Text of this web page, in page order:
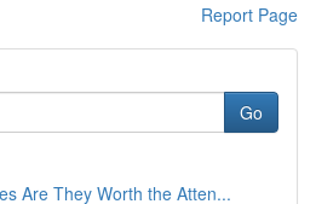
Report Page
Go
Are They Worth the Atten...